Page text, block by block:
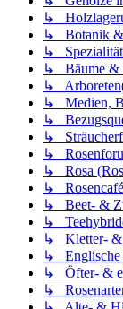
↳
↳ Botanik &
↳
↳ Bäume &
↳
↳ Medien,
↳
↳
↳
↳ Rosa
↳ Rosencafé
↳ Beet- &
↳
↳ Kletter- &
↳ Englische
↳ Öfter- &
↳